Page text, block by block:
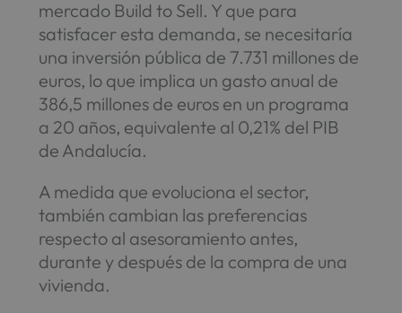
mercado Build to Sell. Y que para
satisfacer esta demanda, se necesitaría
una inversión pública de 7.731 millones de
euros, lo que implica un gasto anual de
386,5 millones de euros en un programa
a 20 años, equivalente al 0,21% del PIB
de Andalucía.
A medida que evoluciona el sector,
también cambian las preferencias
respecto al asesoramiento antes,
durante y después de la compra de una
vivienda.